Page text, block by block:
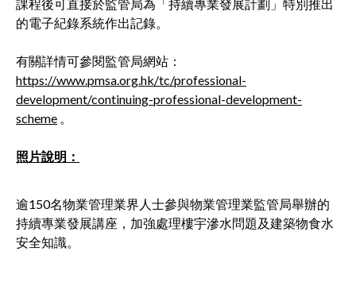
課程後可直接於監管局為「持續專業發展計劃」特別推出
的電子紀錄系統作出記錄。
有關詳情可參閱監管局網站：
https://www.pmsa.org.hk/tc/professional-
development/continuing-professional-development-
scheme 。
照片說明：
逾150名物業管理業界人士參與物業管理業監管局舉辦的
持續專業發展講座，加強處理樓宇滲水問題及建築物食水
安全知識。